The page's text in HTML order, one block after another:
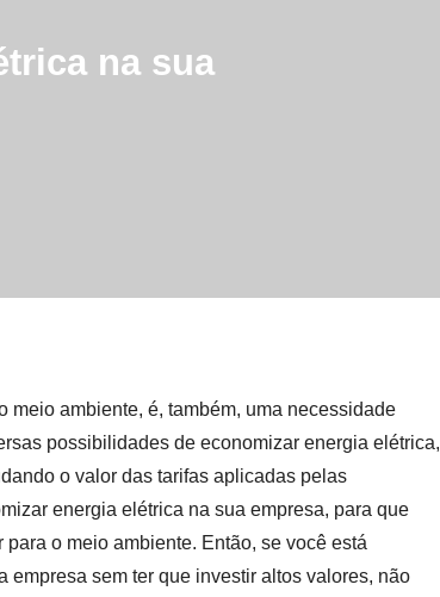
na sua
meio ambiente, é, também, uma necessidade
possibilidades de economizar energia elétrica,
o valor das tarifas aplicadas pelas
energia elétrica na sua empresa, para que
o meio ambiente. Então, se você está
empresa sem ter que investir altos valores, não